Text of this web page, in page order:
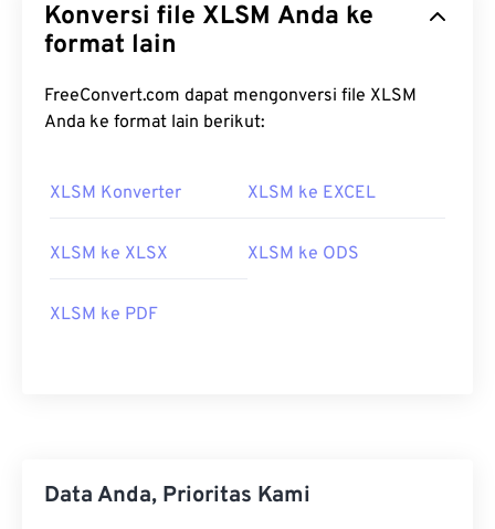
Konversi file XLSM Anda ke
format lain
FreeConvert.com dapat mengonversi file XLSM
Anda ke format lain berikut:
XLSM Konverter XLSM ke EXCEL
XLSM ke XLSX XLSM ke ODS
XLSM ke PDF
Data Anda, Prioritas Kami